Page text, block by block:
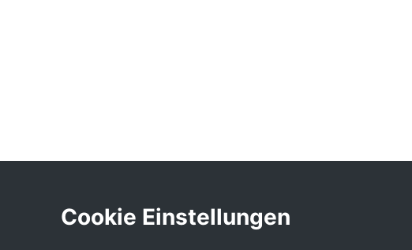
Cookie Einstellungen